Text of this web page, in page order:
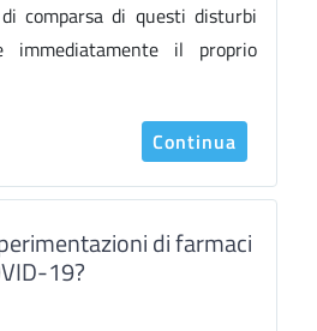
comparsa di questi disturbi
immediatamente il proprio
Continua
di farmaci
19?